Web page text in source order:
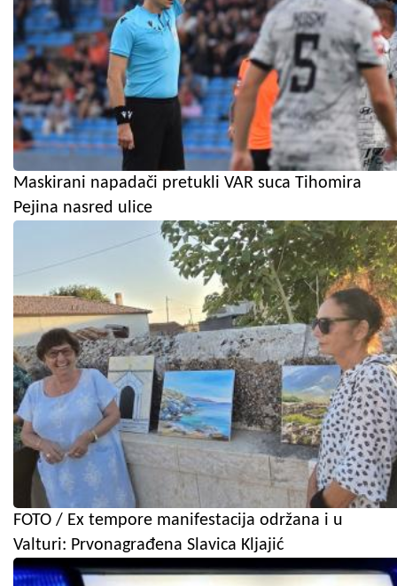
Maskirani napadači pretukli VAR suca Tihomira
Pejina nasred ulice
FOTO / Ex tempore manifestacija održana i u
Valturi: Prvonagrađena Slavica Kljajić